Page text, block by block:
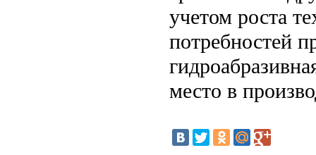
учетом роста
потребностей
место в